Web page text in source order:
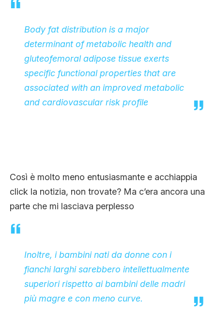
Body fat distribution is a major
determinant of metabolic health and
gluteofemoral adipose tissue exerts
specific functional properties that are
associated with an improved metabolic
and cardiovascular risk profile
Così è molto meno entusiasmante e acchiappia
click la notizia, non trovate? Ma c’era ancora una
parte che mi lasciava perplesso
Inoltre, i bambini nati da donne con i
fianchi larghi sarebbero intellettualmente
superiori rispetto ai bambini delle madri
più magre e con meno curve.